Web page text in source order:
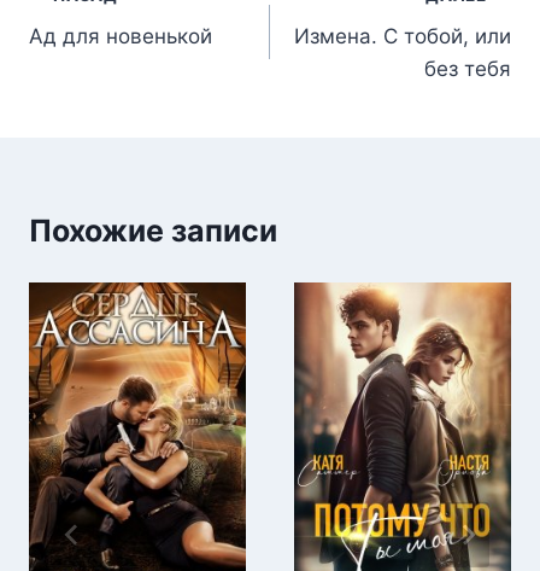
по
Ад для новенькой
Измена. С тобой, или
без тебя
Похожие записи